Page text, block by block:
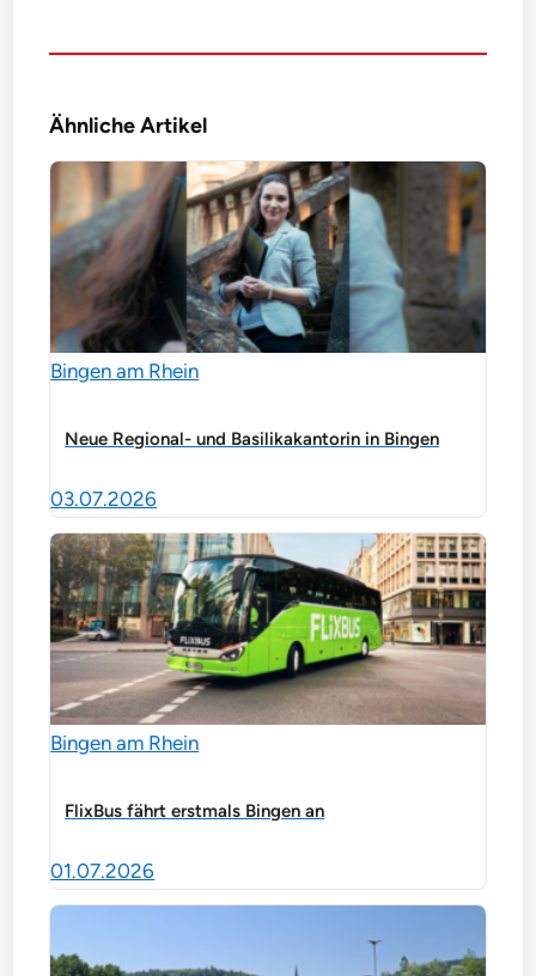
Ähnliche Artikel
Bingen am Rhein
Neue Regional- und Basilikakantorin in Bingen
03.07.2026
Bingen am Rhein
FlixBus fährt erstmals Bingen an
01.07.2026